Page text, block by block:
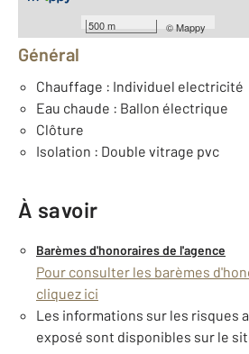
500 m ©Mappy
Équipements
Général
Chauffage : Individuel electricité
Eau chaude : Ballon électrique
Clôture
Isolation : Double vitrage pvc
À savoir
Barèmes d'honoraires de l'agence
Pour consulter les barèmes
cliquez ici
Les informations sur les risques
exposé sont disponibles sur le